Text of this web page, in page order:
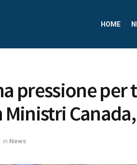
HOME
pressione per
in News